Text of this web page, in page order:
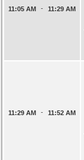
11:05 AM - 11:29 AM
11:29 AM - 11:52 AM